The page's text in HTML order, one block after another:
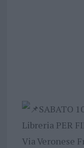
SABATO
Libreria PER
Via Veronese